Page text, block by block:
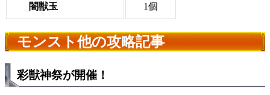
闇獣玉 1個
モンスト他の攻略記事
彩獣神祭が開催！